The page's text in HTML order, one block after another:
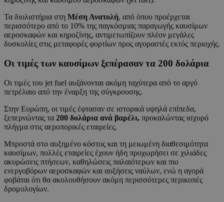
Τα διυλιστήρια στη Μέση Ανατολή, από όπου προέρχεται
περισσότερο από το 10% της παγκόσμιας παραγωγής καυσίμων
αεροσκαφών και κηροζίνης, αντιμετωπίζουν πλέον μεγάλες
δυσκολίες στις μεταφορές φορτίων προς αγοραστές εκτός περιοχής.
Οι τιμές των καυσίμων ξεπέρασαν τα 200 δολάρια
Οι τιμές του jet fuel αυξάνονται ακόμη ταχύτερα από το αργό
πετρέλαιο από την έναρξη της σύγκρουσης.
Στην Ευρώπη, οι τιμές έφτασαν σε ιστορικά υψηλά επίπεδα,
ξεπερνώντας τα 200 δολάρια ανά βαρέλι, προκαλώντας ισχυρό
πλήγμα στις αεροπορικές εταιρείες.
Μπροστά στο αυξημένο κόστος και τη μειωμένη διαθεσιμότητα
καυσίμων, πολλές εταιρείες έχουν ήδη προχωρήσει σε χιλιάδες
ακυρώσεις πτήσεων, καθηλώσεις παλαιότερων και πιο
ενεργοβόρων αεροσκαφών και αυξήσεις ναύλων, ενώ η αγορά
φοβάται ότι θα ακολουθήσουν ακόμη περισσότερες περικοπές
δρομολογίων.